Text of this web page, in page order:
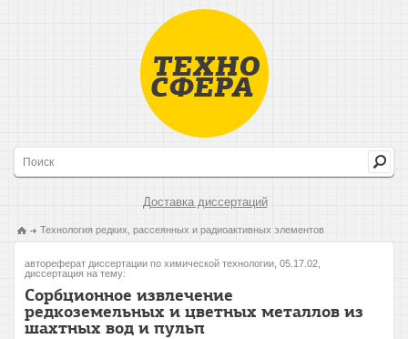
Доставка диссертаций
Технология редких, рассеянных и радиоактивных элементов
автореферат диссертации по химической технологии, 05.17.02,
диссертация на тему:
Сорбционное извлечение
редкоземельных и цветных металлов из
шахтных вод и пульп